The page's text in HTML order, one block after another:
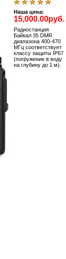
Наша цена:
15,000.00руб.
Радиостанция
Байкал 35 DMR
диапазона 400-470
МГц соответствует
классу защиты IP67
(погружение в воду
на глубину до 1 м).